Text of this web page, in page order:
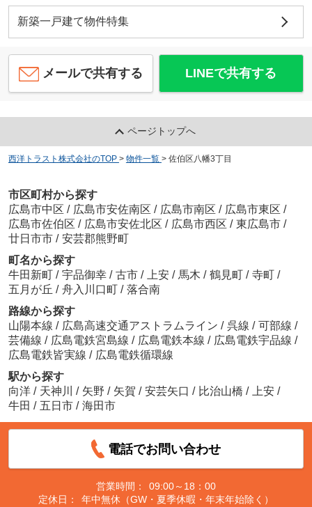
新築一戸建て物件特集
メールで共有する LINEで共有する
ページトップへ
西洋トラスト株式会社のTOP > 物件一覧 > 佐伯区八幡3丁目
市区町村から探す
広島市中区 / 広島市安佐南区 / 広島市南区 / 広島市東区 /
広島市佐伯区 / 広島市安佐北区 / 広島市西区 / 東広島市 /
廿日市市 / 安芸郡熊野町
町名から探す
牛田新町 / 宇品御幸 / 古市 / 上安 / 馬木 / 鶴見町 / 寺町 /
五月が丘 / 舟入川口町 / 落合南
路線から探す
山陽本線 / 広島高速交通アストラムライン / 呉線 / 可部線 /
芸備線 / 広島電鉄宮島線 / 広島電鉄本線 / 広島電鉄宇品線 /
広島電鉄皆実線 / 広島電鉄循環線
駅から探す
向洋 / 天神川 / 矢野 / 矢賀 / 安芸矢口 / 比治山橋 / 上安 /
牛田 / 五日市 / 海田市
電話でお問い合わせ
営業時間：
09:00～18：00
定休日：
年中無休（GW・夏季休暇・年末年始除く）